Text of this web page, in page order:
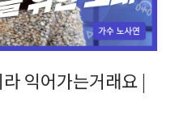
익어가는거래요 |